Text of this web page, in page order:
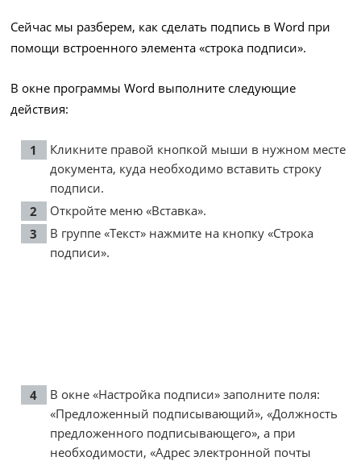
Сейчас мы разберем, как сделать подпись в Word при
помощи встроенного элемента «строка подписи».
В окне программы Word выполните следующие
действия:
Кликните правой кнопкой мыши в нужном месте
документа, куда необходимо вставить строку
подписи.
Откройте меню «Вставка».
В группе «Текст» нажмите на кнопку «Строка
подписи».
В окне «Настройка подписи» заполните поля:
«Предложенный подписывающий», «Должность
предложенного подписывающего», а при
необходимости, «Адрес электронной почты